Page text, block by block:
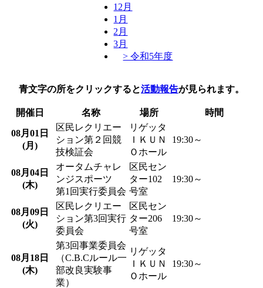
12 月
1 月
2 月
3月
> 令和5年度
青文字の所をクリックすると活動報告が見られます。
開催日 名称 場所 時間
08月 01 日
(月)
区民レクリエー
ション第２回競
技検証会
リゲッタ
ＩＫＵＮ
Ｏホール
19:30～
08月 04 日
(木)
オータムチャレ
ンジスポーツ
第1回実行委員会
区民セン
ター102
号室
19:30～
08月 09 日
(火)
区民レクリエー
ション第3回実行
委員会
区民セン
ター206
号室
19:30～
08月 18 日
(木)
第3回事業委員会
（C.B.Cルール一
部改良実験事
業）
リゲッタ
ＩＫＵＮ
Ｏホール
19:30～